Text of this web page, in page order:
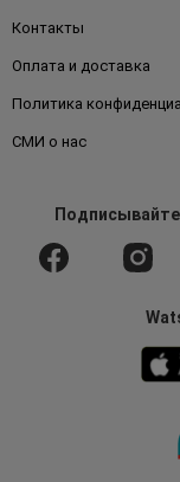
Контакты
Оплата и доставка
Политика
СМИ о нас